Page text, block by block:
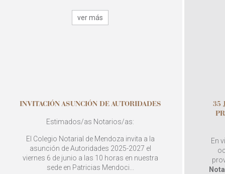
ver más
INVITACIÓN ASUNCIÓN DE AUTORIDADES
Estimados/as Notarios/as:
El Colegio Notarial de Mendoza invita a la
asunción de Autoridades 2025-2027 el
viernes 6 de junio a las 10 horas en nuestra
sede en Patricias Mendoci...
35
En